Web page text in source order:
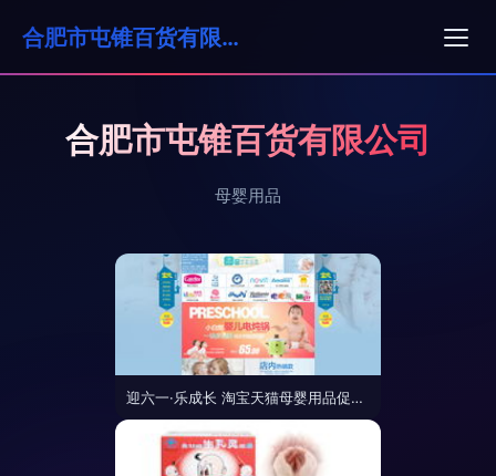
合肥市屯锥百货有限公司
合肥市屯锥百货有限公司
母婴用品
迎六一·乐成长 淘宝天猫母婴用品促销海报模板素材全攻略